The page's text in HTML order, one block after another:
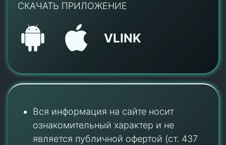
СКАЧАТЬ ПРИЛОЖЕНИЕ
VLINK
Вся информация на сайте носит
ознакомительный характер и не
является публичной офертой (ст. 437